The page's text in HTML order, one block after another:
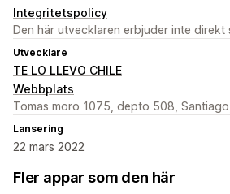
Integritetspolicy
Den här utvecklaren erbjuder inte direkt
Utvecklare
TE LO LLEVO CHILE
Webbplats
Tomas moro 1075, depto 508,
Lansering
22 mars 2022
Fler appar som den här